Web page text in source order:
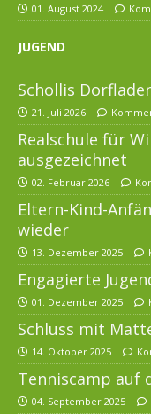
01. August 2024
JUGEND
Schollis
21. Juli 2026
Realschule für
ausgezeichnet
02. Februar 2026
Eltern-Kind-
wieder
13. Dezember 2025
Engagierte
01. Dezember 2025
Schluss mit
14. Oktober 2025
Tenniscamp auf
04. September 2025